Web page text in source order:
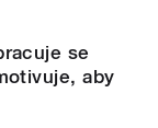
se
aby